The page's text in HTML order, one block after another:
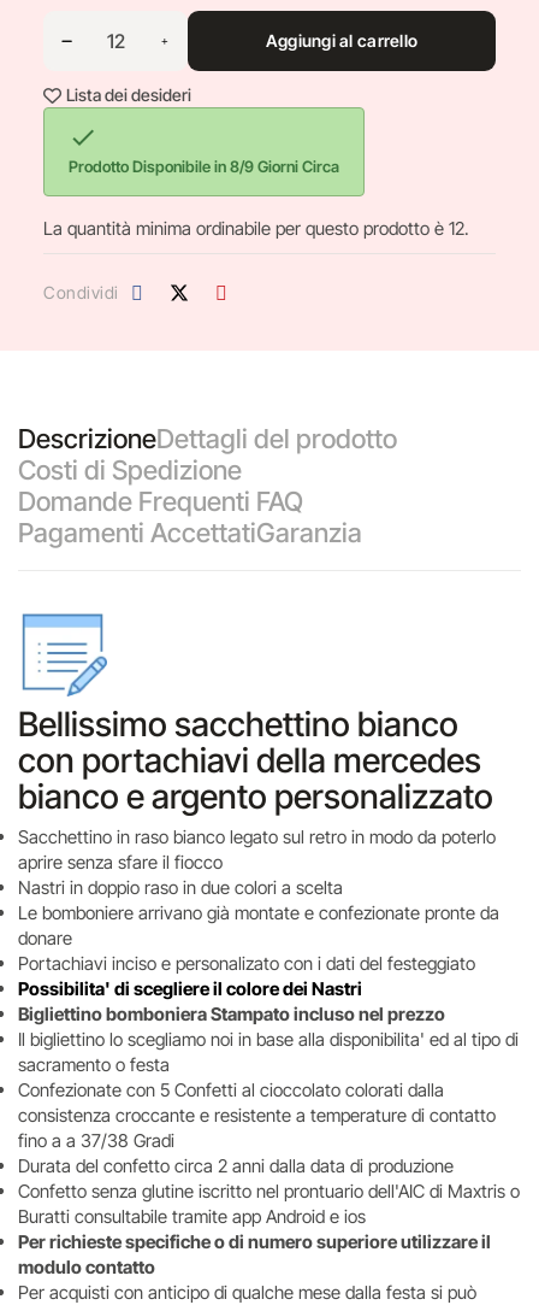
Aggiungi al carrello
Lista dei desideri

Prodotto Disponibile in 8/9 Giorni Circa
La quantità minima ordinabile per questo prodotto è 12.
Condividi
DescrizioneDettagli del prodotto
Costi di Spedizione
Domande Frequenti FAQ
Pagamenti AccettatiGaranzia
Bellissimo sacchettino bianco
con portachiavi della mercedes
bianco e argento personalizzato
Sacchettino in raso bianco legato sul retro in modo da poterlo
aprire senza sfare il fiocco
Nastri in doppio raso in due colori a scelta
Le bomboniere arrivano già montate e confezionate pronte da
donare
Portachiavi inciso e personalizato con i dati del festeggiato
Possibilita' di scegliere il colore dei Nastri
Bigliettino bomboniera Stampato incluso nel prezzo
Il bigliettino lo scegliamo noi in base alla disponibilita' ed al tipo di
sacramento o festa
Confezionate con 5 Confetti al cioccolato colorati dalla
consistenza croccante e resistente a temperature di contatto
fino a a 37/38 Gradi
Durata del confetto circa 2 anni dalla data di produzione
Confetto senza glutine iscritto nel prontuario dell'AIC di Maxtris o
Buratti consultabile tramite app Android e ios
Per richieste specifiche o di numero superiore utilizzare il
modulo contatto
Per acquisti con anticipo di qualche mese dalla festa si può